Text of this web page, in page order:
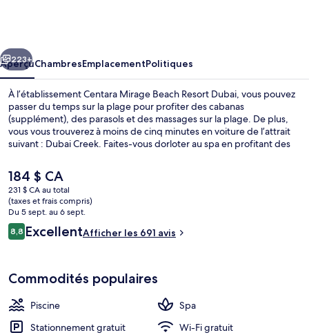
Resort
Dubai
Suivant
223+
AperçuChambresEmplacementPolitiques
À l’établissement Centara Mirage Beach Resort Dubai, vous pouvez
passer du temps sur la plage pour profiter des cabanas
(supplément), des parasols et des massages sur la plage. De plus,
vous vous trouverez à moins de cinq minutes en voiture de l’attrait
suivant : Dubai Creek. Faites-vous dorloter au spa en profitant des
vous vers les 3 piscines extérieures et le parc aquatique gratuit.
Suan Bua, l’un des 5 restaurants, sert une cuisine thaïlandaise et est
ouvert pour le le déjeuner, le le dîner et le le souper. Parmi les points
saillants figurent 3 bars-salons, un parcours aquatique et un club
pour enfants gratuit. Les autres voyageurs apprécient vraiment la
piscine et le personnel serviable.
Le
prix
actuel
est
de 184 $ CA
184 $ CA
231 $ CA au total
(taxes et frais compris)
Du 5 sept. au 6 sept.
Avis
8,88,8 sur 10 –
ExcellentAfficher les 691 avis
Commodités populaires
Piscine
Spa
Stationnement gratuit
Wi-Fi gratuit